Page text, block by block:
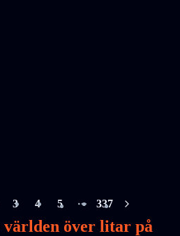
3 4 5
More pages
337
världen över litar på